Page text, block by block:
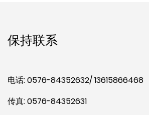
保持联系
电话: 0576-84352632/ 13615866468
传真: 0576-84352631